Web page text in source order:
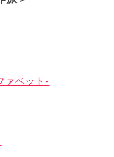
ァベット-